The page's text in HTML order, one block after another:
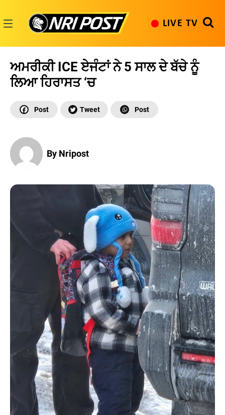
content
LIVE TV
ਅਮਰੀਕੀ ICE ਏਜੰਟਾਂ ਨੇ 5 ਸਾਲ ਦੇ ਬੱਚੇ ਨੂੰ
ਲਿਆ ਹਿਰਾਸਤ ‘ਚ
By Nripost